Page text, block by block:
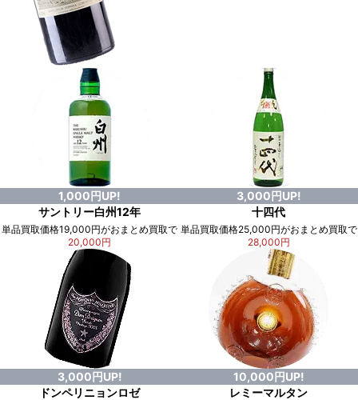
1,000円UP!
サントリー白州12年
単品買取価格19,000円がおまとめ買取で
20,000円
3,000円UP!
十四代
単品買取価格25,000円がおまとめ買取で
28,000円
3,000円UP!
ドンペリニョンロゼ
10,000円UP!
レミーマルタン